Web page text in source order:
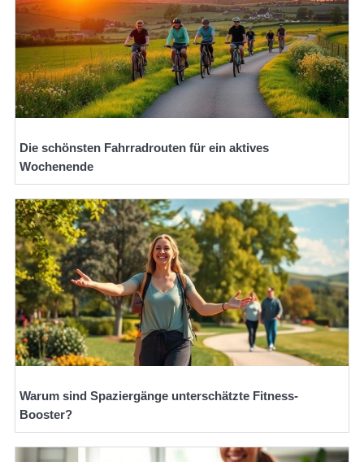
Die schönsten Fahrradrouten für ein aktives
Wochenende
Warum sind Spaziergänge unterschätzte Fitness-
Booster?